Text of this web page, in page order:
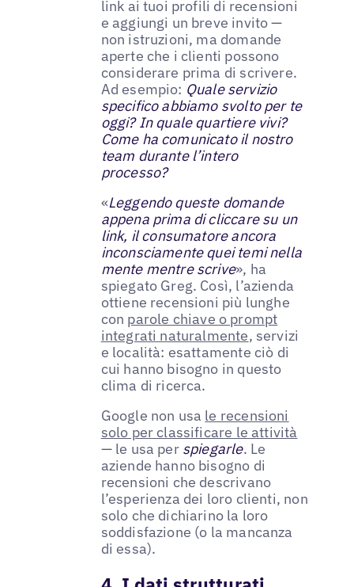
link ai tuoi profili di recensioni
e aggiungi un breve invito —
non istruzioni, ma domande
aperte che i clienti possono
considerare prima di scrivere.
Ad esempio: Quale servizio
specifico abbiamo svolto per te
oggi? In quale quartiere vivi?
Come ha comunicato il nostro
team durante l’intero
processo?
«Leggendo queste domande
appena prima di cliccare su un
link, il consumatore ancora
inconsciamente quei temi nella
mente mentre scrive», ha
spiegato Greg. Così, l’azienda
ottiene recensioni più lunghe
con parole chiave o prompt
integrati naturalmente, servizi
e località: esattamente ciò di
cui hanno bisogno in questo
clima di ricerca.
Google non usa le recensioni
solo per classificare le attività
— le usa per spiegarle. Le
aziende hanno bisogno di
recensioni che descrivano
l’esperienza dei loro clienti, non
solo che dichiarino la loro
soddisfazione (o la mancanza
di essa).